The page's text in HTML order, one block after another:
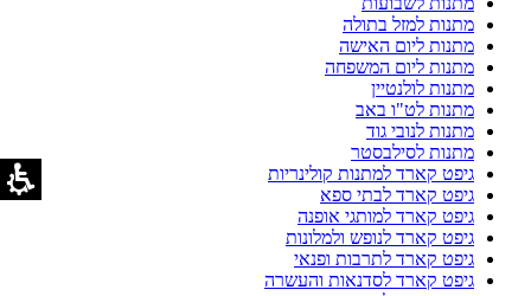
מתנות למזל בתולה
מתנות ליום האישה
מתנות ליום המשפחה
מתנות לולנטיין
מתנות לט"ו באב
מתנות לנובי גוד
מתנות לסילבסטר
גיפט קארד למתנות קולינריות
גיפט קארד לבתי ספא
גיפט קארד למותגי אופנה
גיפט קארד לנופש ולמלונות
גיפט קארד לתרבות ופנאי
גיפט קארד לסדנאות והעשרה